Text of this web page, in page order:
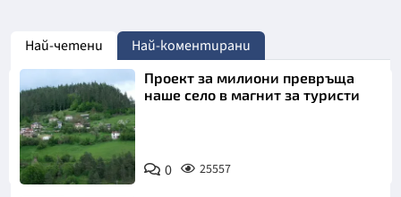
Най-четени Най-коментирани
Проект за милиони превръща
наше село в магнит за туристи
0 25557